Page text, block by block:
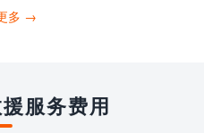
请求送油人员来帮助你。
多 →
服务费用